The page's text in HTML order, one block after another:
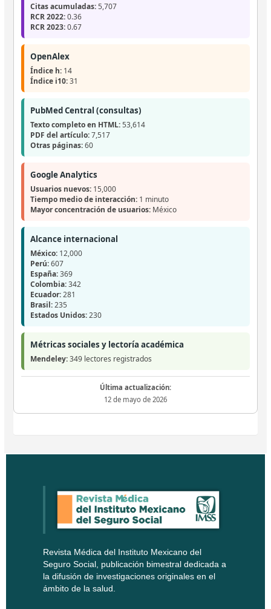
Citas acumuladas:5,707
RCR 2022:0.36
RCR 2023:0.67
OpenAlex
Índice h:14
Índice i10:31
PubMed Central (consultas)
Texto completo en HTML:53,614
PDF del artículo:7,517
Otras páginas:60
Google Analytics
Usuarios nuevos:15,000
Tiempo medio de interacción:1 minuto
Mayor concentración de usuarios:México
Alcance internacional
México:12,000
Perú:607
España:369
Colombia:342
Ecuador:281
Brasil:235
Estados Unidos:230
Métricas sociales y lectoría académica
Mendeley:349 lectores registrados
Última actualización:
12 de mayo de 2026
Revista Médica del Instituto Mexicano del
Seguro Social, publicación bimestral dedicada a
la difusión de investigaciones originales en el
ámbito de la salud.